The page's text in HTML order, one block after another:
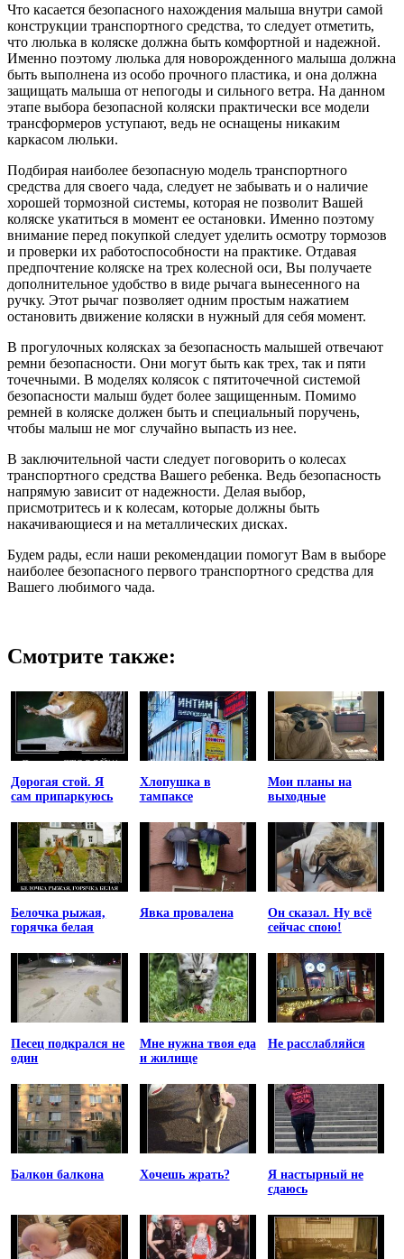
Что касается безопасного нахождения малыша внутри самой
конструкции транспортного средства, то следует отметить,
что люлька в коляске должна быть комфортной и надежной.
Именно поэтому люлька для новорожденного малыша должна
быть выполнена из особо прочного пластика, и она должна
защищать малыша от непогоды и сильного ветра. На данном
этапе выбора безопасной коляски практически все модели
трансформеров уступают, ведь не оснащены никаким
каркасом люльки.
Подбирая наиболее безопасную модель транспортного
средства для своего чада, следует не забывать и о наличие
хорошей тормозной системы, которая не позволит Вашей
коляске укатиться в момент ее остановки. Именно поэтому
внимание перед покупкой следует уделить осмотру тормозов
и проверки их работоспособности на практике. Отдавая
предпочтение коляске на трех колесной оси, Вы получаете
дополнительное удобство в виде рычага вынесенного на
ручку. Этот рычаг позволяет одним простым нажатием
остановить движение коляски в нужный для себя момент.
В прогулочных колясках за безопасность малышей отвечают
ремни безопасности. Они могут быть как трех, так и пяти
точечными. В моделях колясок с пятиточечной системой
безопасности малыш будет более защищенным. Помимо
ремней в коляске должен быть и специальный поручень,
чтобы малыш не мог случайно выпасть из нее.
В заключительной части следует поговорить о колесах
транспортного средства Вашего ребенка. Ведь безопасность
напрямую зависит от надежности. Делая выбор,
присмотритесь и к колесам, которые должны быть
накачивающиеся и на металлических дисках.
Будем рады, если наши рекомендации помогут Вам в выборе
наиболее безопасного первого транспортного средства для
Вашего любимого чада.
Смотрите также:
Дорогая стой. Я
сам припаркуюсь
Хлопушка в
тампаксе
Мои планы на
выходные
Белочка рыжая,
горячка белая
Явка провалена
Он сказал. Ну всё
сейчас спою!
Песец подкрался не
один
Мне нужна твоя еда
и жилище
Не расслабляйся
Балкон балкона Хочешь жрать?
Я настырный не
сдаюсь